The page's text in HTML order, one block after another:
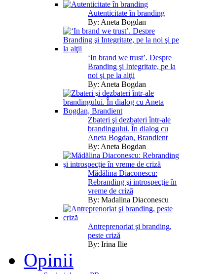
Autenticitate în branding
By: Aneta Bogdan
‘In brand we trust’. Despre
Branding şi Integritate, pe la
noi şi pe la alţii
By: Aneta Bogdan
Zbateri şi dezbateri într-ale
brandingului. În dialog cu
Aneta Bogdan, Brandient
By: Aneta Bogdan
Mădălina Diaconescu:
Rebranding şi introspecţie în
vreme de criză
By: Madalina Diaconescu
Antreprenoriat şi branding,
peste criză
By: Irina Ilie
Opinii